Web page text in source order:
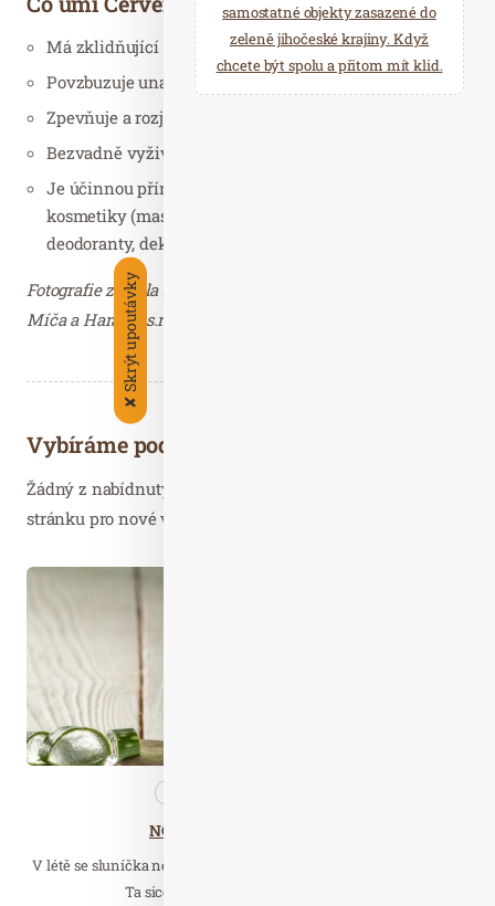
Má zklidňující a detoxikační účinky.
Povzbuzuje unavenou a zralou pleť.
Zpevňuje a rozjasňuje.
Bezvadně vyživuje pokožku i vlasy.
Je účinnou přírodní ingrediencí k výrobě domácí
kosmetiky (masky, obklady, mýdla, šampony,
deodoranty, dekorativní přírodní kosmetika).
Fotografie zaslala Laďka Petrjánošová, marketing M+H,
Míča a Harašta s.r.o. – děkujeme.
Vybíráme podobné články
Žádný z nabídnutých článků vás nezajímá? Aktualizujte
stránku pro nové výsledky...
NOVINKA: Bio Aloe vera gel
V létě se sluníčka nemůžeme nabažit, ale co na to naše pokožka?
Ta sice navenek působí atraktivněji…
✘
Skrýt upoutávky
samostatné objekty zasazené do
zeleně jihočeské krajiny. Když
chcete být spolu a přitom mít klid.